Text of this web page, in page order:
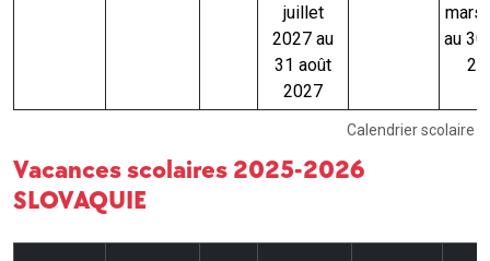
Calendrier scolaire
juillet
2027 au
31 août
2027
mars
au
Vacances scolaires 2025-2026
SLOVAQUIE